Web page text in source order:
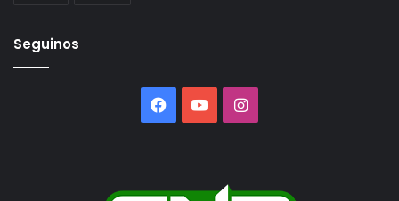
Seguinos
Facebook
YouTubeInstagram